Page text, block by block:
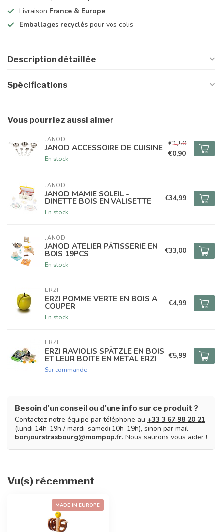
Livraison France & Europe
Emballages recyclés pour vos colis
Description détaillée
Spécifications
Vous pourriez aussi aimer
JANOD
JANOD ACCESSOIRE DE CUISINE
En stock
€1,50
€0,90
JANOD
JANOD MAMIE SOLEIL -
DINETTE BOIS EN VALISETTE
En stock
€34,99
JANOD
JANOD ATELIER PÂTISSERIE EN
BOIS 19PCS
En stock
€33,00
ERZI
ERZI POMME VERTE EN BOIS A
COUPER
En stock
€4,99
ERZI
ERZI RAVIOLIS SPÄTZLE EN BOIS
ET LEUR BOITE EN METAL ERZI
Sur commande
€5,99
Besoin d'un conseil ou d'une info sur ce produit ?
Contactez notre équipe par téléphone au +33 3 67 98 20 21
(lundi 14h-19h / mardi-samedi 10h-19h), sinon par mail
bonjourstrasbourg@mompop.fr. Nous saurons vous aider !
Vu(s) récemment
MADE IN EUROPE